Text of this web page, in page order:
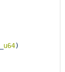
u64)